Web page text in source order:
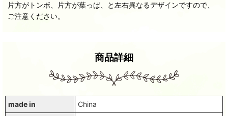
片方がトンボ、片方が葉っぱ、と左右異なるデザインですので、
ご注意ください。
商品詳細
made in
China